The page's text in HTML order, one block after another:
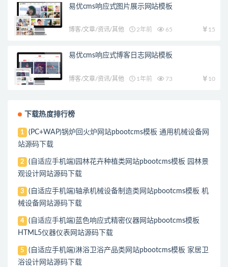
易优cms响应式图片展示网站模板
博客/文章/资讯/其他 2年前 65 15
易优cms响应式博客日志网站模板
博客/文章/资讯/其他 1年前 73 10
下载热度排行榜
1
(PC+WAP)锅炉回火炉网站pbootcms模板 通用机械设备网
站源码下载
2
(自适应手机端)园林花卉种植类网站pbootcms模板 园林景
观设计网站源码下载
3
(自适应手机端)轴承机械设备制造类网站pbootcms模板 机
械设备网站源码下载
4
(自适应手机端)蓝色响应式精密仪器网站pbootcms模板
HTML5仪器仪表网站源码下载
5
(自适应手机端)淋浴卫浴产品类网站pbootcms模板 家居卫
浴设计网站源码下载